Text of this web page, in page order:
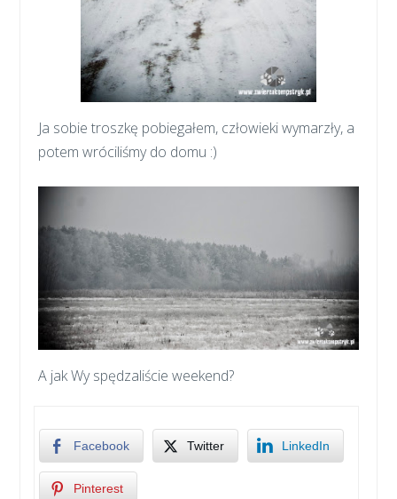
Ja sobie troszkę pobiegałem, człowieki wymarzły, a
potem wróciliśmy do domu :)
A jak Wy spędzaliście weekend?
Facebook Twitter LinkedIn
Pinterest